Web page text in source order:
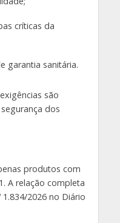
críticas da
garantia sanitária.
são
dos
produtos com
A relação completa
2026 no Diário